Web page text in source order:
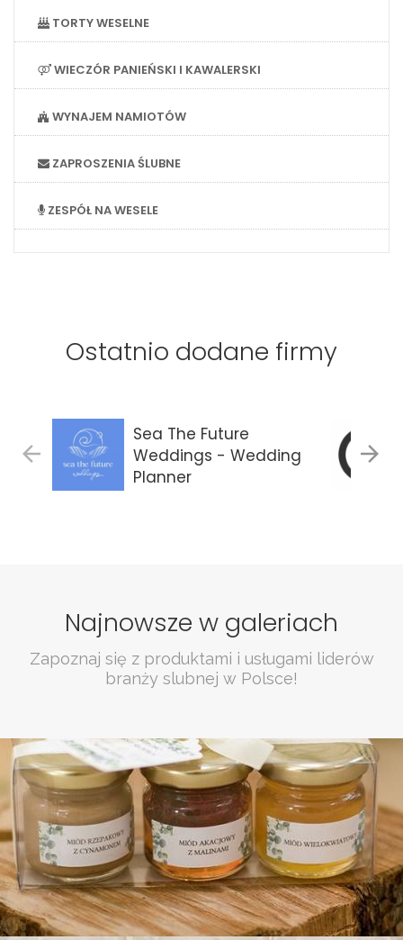
TORTY WESELNE
WIECZÓR PANIEŃSKI I KAWALERSKI
WYNAJEM NAMIOTÓW
ZAPROSZENIA ŚLUBNE
ZESPÓŁ NA WESELE
Ostatnio dodane firmy
Sea The Future
Weddings - Wedding
Planner
Najnowsze w galeriach
Zapoznaj się z produktami i usługami liderów
branży slubnej w Polsce!